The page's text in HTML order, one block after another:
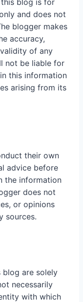
blog is for
and does not
blogger makes
accuracy,
of any
not be liable for
this information
arising from its
their own
advice before
the information
does not
or opinions
sources.
blog are solely
necessarily
with which